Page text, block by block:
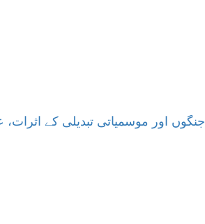
جنگوں اور موسمیاتی تبدیلی کے